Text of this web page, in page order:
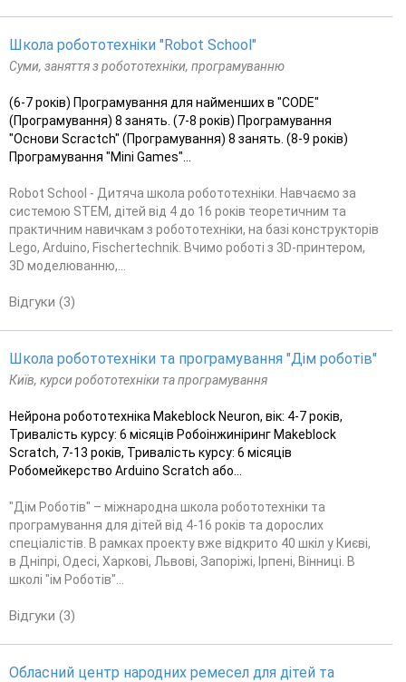
Школа робототехніки "Robot School"
Суми, заняття з робототехніки, програмуванню
(6-7 років) Програмування для найменших в "CODE"
(Програмування) 8 занять. (7-8 років) Програмування
"Основи Scractch" (Програмування) 8 занять. (8-9 років)
Програмування "Mini Games"...
Robot School - Дитяча школа робототехніки. Навчаємо за
системою STEM, дітей від 4 до 16 років теоретичним та
практичним навичкам з робототехніки, на базі конструкторів
Lego, Arduino, Fischertechnik. Вчимо роботі з 3D-принтером,
3D моделюванню,...
Відгуки (3)
Школа робототехніки та програмування "Дім роботів"
Київ, курси робототехніки та програмування
Нейрона робототехніка Makeblock Neuron, вік: 4-7 років,
Тривалість курсу: 6 місяців Робоінжиніринг Makeblock
Scratch, 7-13 років, Тривалість курсу: 6 місяців
Робомейкерство Arduino Scratch або...
"Дім Роботів" – міжнародна школа робототехніки та
програмування для дітей від 4-16 років та дорослих
спеціалістів. В рамках проекту вже відкрито 40 шкіл у Києві,
в Дніпрі, Одесі, Харкові, Львові, Запоріжі, Ірпені, Вінниці. В
школі "ім Роботів"...
Відгуки (3)
Обласний центр народних ремесел для дітей та